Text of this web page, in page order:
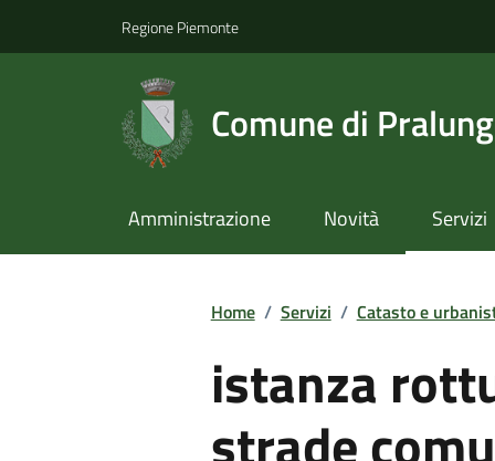
Regione Piemonte
Comune di
Amministrazione Novità Servizi
Home / Servizi / Catasto e
istanza